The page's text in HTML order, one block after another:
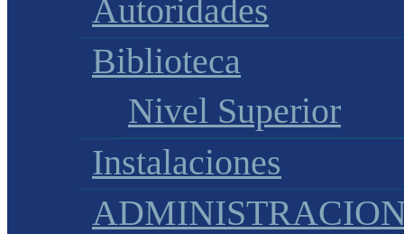
Autoridades
Biblioteca
Nivel Superior
Instalaciones